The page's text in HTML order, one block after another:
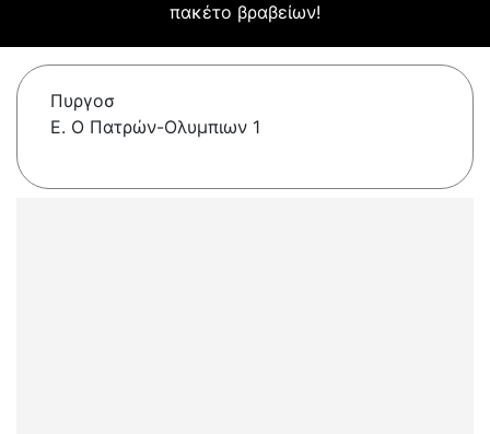
πακέτο βραβείων!
Πυργοσ
Ε. Ο Πατρών-Ολυμπιων 1